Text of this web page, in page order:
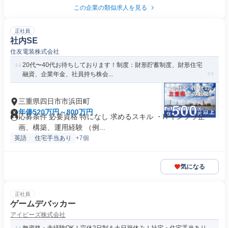
この企業の類似求人を見る
正社員
社内SE
住友電装株式会社
20代〜40代お待ちしております！制度：財形貯蓄制度、財形住宅
融資、企業年金、社員持ち株会...
三重県四日市市浜田町
年俸520万円～800万円
応募条件 必要資格 特になし 求めるスキル ・ITインフラ企
画、構築、運用経験 （例...
英語 住宅手当あり +7個
気になる
正社員
ゲームデバッカー
アイビーズ株式会社